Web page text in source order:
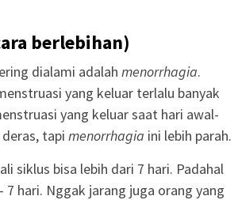
berlebihan)
dialami adalah menorrhagia.
yang keluar terlalu banyak
yang keluar saat hari awal-
tapi menorrhagia ini lebih parah.
siklus bisa lebih dari 7 hari. Padahal
hari. Nggak jarang juga orang yang